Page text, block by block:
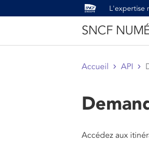
L'expertise
SNCF
Accueil API
Accédez aux